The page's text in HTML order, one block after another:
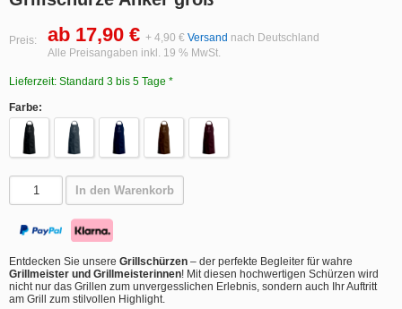
Preis: ab 17,90 € + 4,90 € Versand nach Deutschland
Alle Preisangaben inkl. 19 % MwSt.
Lieferzeit: Standard 3 bis 5 Tage *
Farbe:
In den Warenkorb
Entdecken Sie unsere Grillschürzen – der perfekte Begleiter für wahre
Grillmeister und Grillmeisterinnen! Mit diesen hochwertigen Schürzen wird
nicht nur das Grillen zum unvergesslichen Erlebnis, sondern auch Ihr Auftritt
am Grill zum stilvollen Highlight.